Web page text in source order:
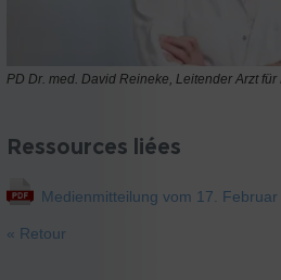
PD Dr. med. David Reineke, Leitender Arzt
Ressources liées
Medienmitteilung vom 17. Februar
« Retour